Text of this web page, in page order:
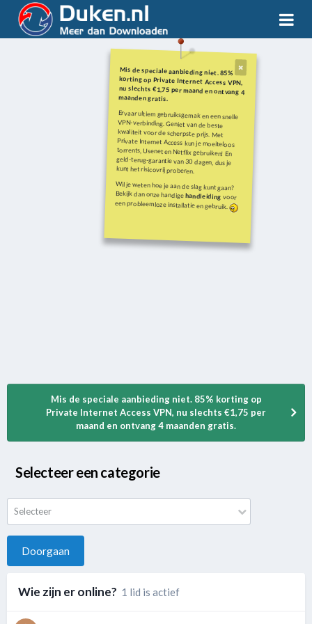
Mis de speciale aanbieding niet. 85%
korting op Private Internet Access VPN,
nu slechts €1,75 per maand en ontvang 4
maanden gratis.
Ervaar ultiem gebruiksgemak en een snelle
VPN-verbinding. Geniet van de beste
kwaliteit voor de scherpste prijs. Met
Private Internet Access kun je moeiteloos
torrents, Usenet en Netflix gebruiken! En
geld-terug-garantie van 30 dagen, dus je
kunt het risicovrij proberen.
Wil je weten hoe je aan de slag kunt gaan?
Bekijk dan onze handigehandleiding voor
een probleemloze installatie en gebruik.
Mis de speciale aanbieding niet. 85% korting op
Private Internet Access VPN, nu slechts €1,75 per
maand en ontvang 4 maanden gratis.
Selecteer een categorie
Selecteer
Doorgaan
Wie zijn er online? 1 lid is actief